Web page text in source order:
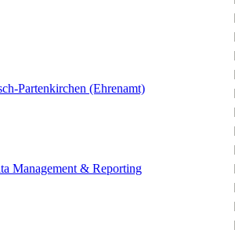
Partenkirchen (Ehrenamt)
Management & Reporting